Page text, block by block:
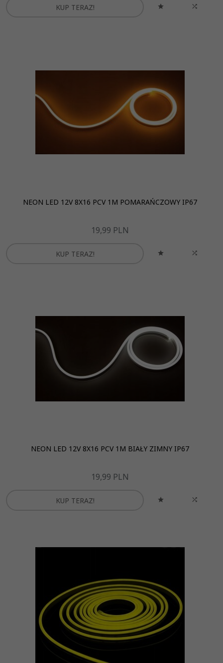
KUP TERAZ!
NEON LED 12V 8X16 PCV 1M POMARAŃCZOWY IP67
19,99 PLN
KUP TERAZ!
NEON LED 12V 8X16 PCV 1M BIAŁY ZIMNY IP67
19,99 PLN
KUP TERAZ!